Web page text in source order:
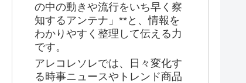
の中の動きや流行をいち早く察
知するアンテナ」**と、情報を
わかりやすく整理して伝える力
です。
アレコレソレでは、日々変化す
る時事ニュースやトレンド商品